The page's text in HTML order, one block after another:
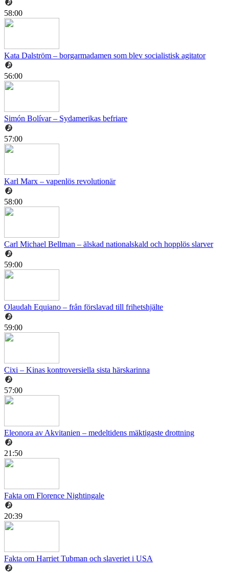
58:00
Kata Dalström – borgarmadamen som blev socialistisk agitator
56:00
Simón Bolívar – Sydamerikas befriare
57:00
Karl Marx – vapenlös revolutionär
58:00
Carl Michael Bellman – älskad nationalskald och hopplös slarver
59:00
Olaudah Equiano – från förslavad till frihetshjälte
59:00
Cixi – Kinas kontroversiella sista härskarinna
57:00
Eleonora av Akvitanien – medeltidens mäktigaste drottning
21:50
Fakta om Florence Nightingale
20:39
Fakta om Harriet Tubman och slaveriet i USA